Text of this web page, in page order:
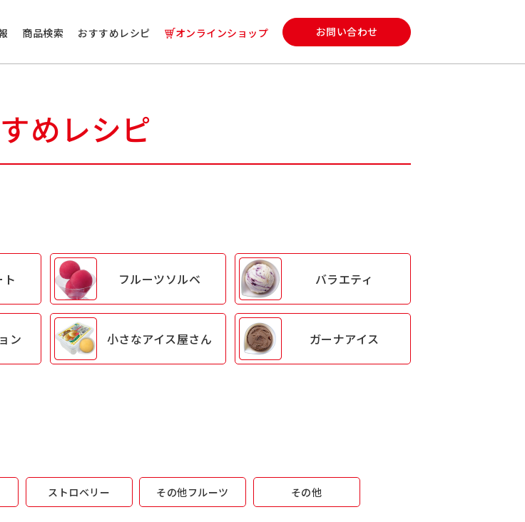
商品検索 おすすめレシピ オンラインショップ お問い合わせ
めレシピ
ト フルーツソルベ バラエティ
ン 小さなアイス屋さん ガーナアイス
ストロベリー その他フルーツ その他